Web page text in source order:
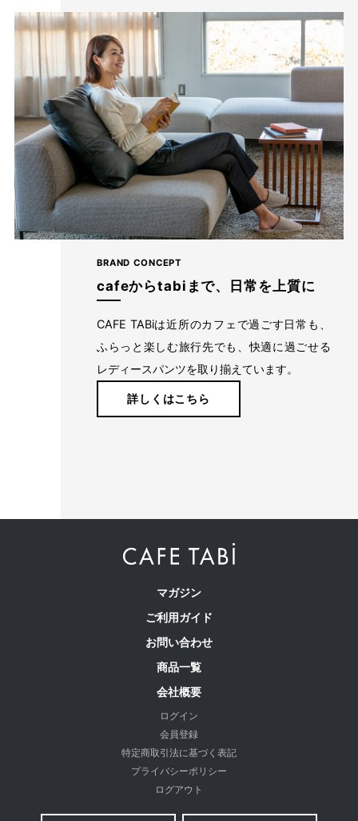
わたしの店舗がある福山市のある備後地域は、江戸時代から
藍染による絣織物を特産。裁断、縫製、仕上げ等の工場が数
多くあります。私たちはこの地で1983年の創業以来、年間
540,000本のレディースパンツを生産しています。
1本の糸から、そして1枚の生地から、多くの職人の手によっ
ハイクオリティなパターンと丁寧な縫製でもっと美しく。や
りたいことを妨げず、好きなことを目一杯楽しめる、1日中
はいていたくなるようなはき心地で旅やお出かけに。
当店は、複数の販売ルートと在庫を共有し販売しております。
BRAND CONCEPT
cafeからtabiまで、日常を上質に
CAFE TABiは近所のカフェで過ごす日常も、
ふらっと楽しむ旅行先でも、快適に過ごせる
レディースパンツを取り揃えています。
詳しくはこちら
マガジン
ご利用ガイド
お問い合わせ
商品一覧
会社概要
ログイン
会員登録
特定商取引法に基づく表記
プライバシーポリシー
ログアウト